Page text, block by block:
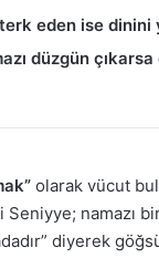
eden ise dinini
düzgün
olarak vücut
namazı
diyerek